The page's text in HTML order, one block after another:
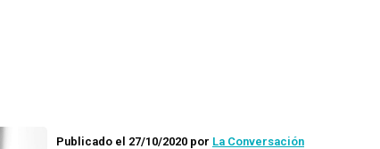
Publicado el 27/10/2020 por La Conversación